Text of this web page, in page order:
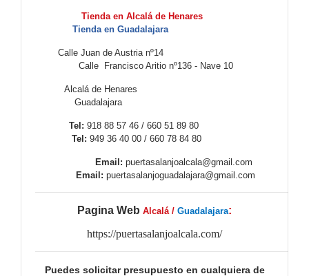
Tienda en Alcalá de Henares
Tienda en Guadalajara
Calle Juan de Austria nº14
Calle Francisco Aritio nº136 - Nave 10
Alcalá de Henares
Guadalajara
Tel: 918 88 57 46 / 660 51 89 80
Tel: 949 36 40 00 / 660 78 84 80
Email: puertasalanjoalcala@gmail.com
Email: puertasalanjoguadalajara@gmail.com
Pagina Web Alcalá / Guadalajara:
https://puertasalanjoalcala.com/
Puedes solicitar presupuesto en cualquiera de